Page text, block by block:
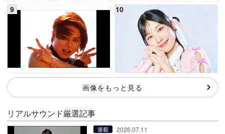
画像をもっと見る
リアルサウンド厳選記事
連載 2026.07.11